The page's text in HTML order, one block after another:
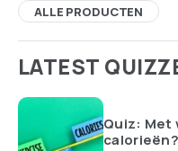
ALLE PRODUCTEN
LATEST
Quiz: Met
calorieën?